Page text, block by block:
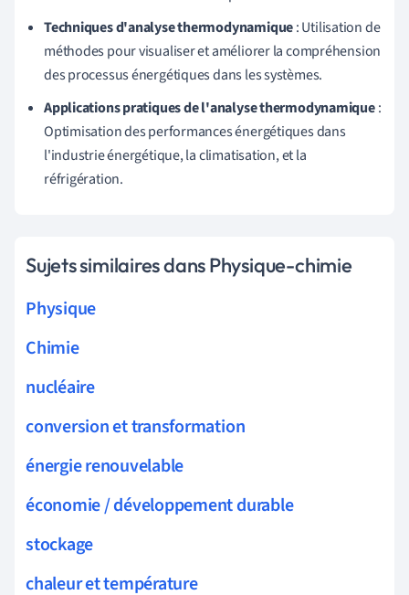
Techniques d'analyse thermodynamique: Utilisation de
méthodes pour visualiser et améliorer la compréhension
des processus énergétiques dans les systèmes.
Applications pratiques de l'analyse thermodynamique:
Optimisation des performances énergétiques dans
l'industrie énergétique, la climatisation, et la
réfrigération.
Sujets similaires dans Physique-chimie
Physique
Chimie
nucléaire
conversion et transformation
énergie renouvelable
économie / développement durable
stockage
chaleur et température